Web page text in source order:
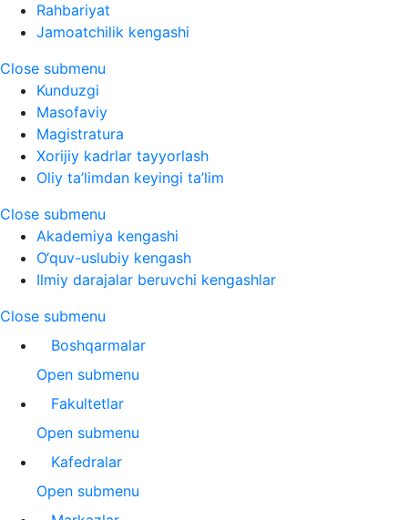
Rahbariyat
Jamoatchilik kengashi
Close submenu
Kunduzgi
Masofaviy
Magistratura
Xorijiy kadrlar tayyorlash
Oliy ta’limdan keyingi ta’lim
Close submenu
Akademiya kengashi
O‘quv-uslubiy kengash
Ilmiy darajalar beruvchi kengashlar
Close submenu
Boshqarmalar
Open submenu
Fakultetlar
Open submenu
Kafedralar
Open submenu